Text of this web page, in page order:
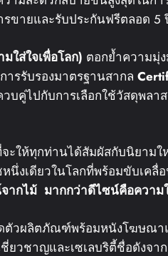
รขายและรับประกันฟรีตลอด 5
ใส่ใจเพื่อโลก) ตอกย้ำความมุ่
ารรับรองมาตรฐานสากล
บคู่ไปกับการเลือกใช้วัสดุพล
ะให้ทุกท่านได้สัมผัสกับนิยามใ
นึ่งเดียวในโลกที่พร้อมขับเคลื่
ากไม้ มากกว่าดีไซน์คือความ
ตัวผลิตภัณฑ์พร้อมหนังโฆษณา
ยวชาญและเซเลบริตี้ชื่อดังจ